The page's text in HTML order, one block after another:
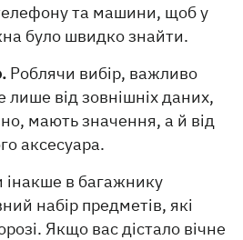
та машини, щоб у
було швидко знайти.
Роблячи вибір, важливо
лише від зовнішніх даних,
мають значення, а й від
аксесуара.
інакше в багажнику
набір предметів, які
Якщо вас дістало вічне